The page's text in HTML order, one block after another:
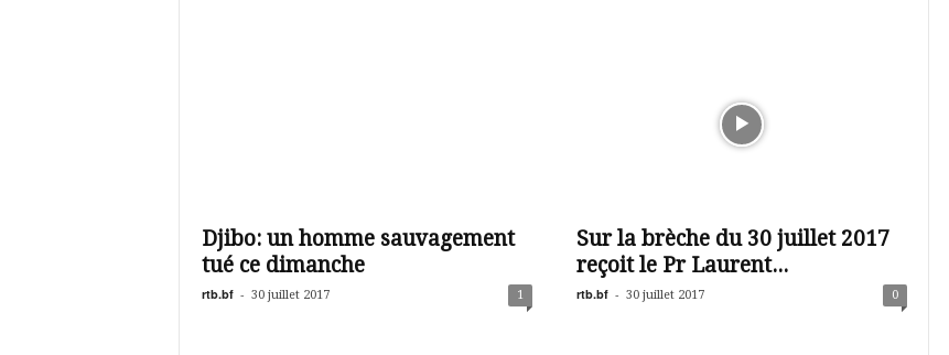
Djibo: un homme sauvagement
tué ce dimanche
rtb.bf - 30 juillet 2017 1
Sur la brèche du 30 juillet 2017
reçoit le Pr Laurent...
rtb.bf - 30 juillet 2017 0